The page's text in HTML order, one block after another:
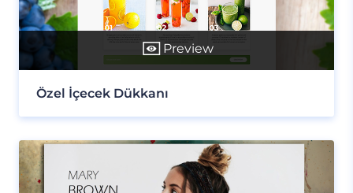
Preview
Özel İçecek Dükkanı